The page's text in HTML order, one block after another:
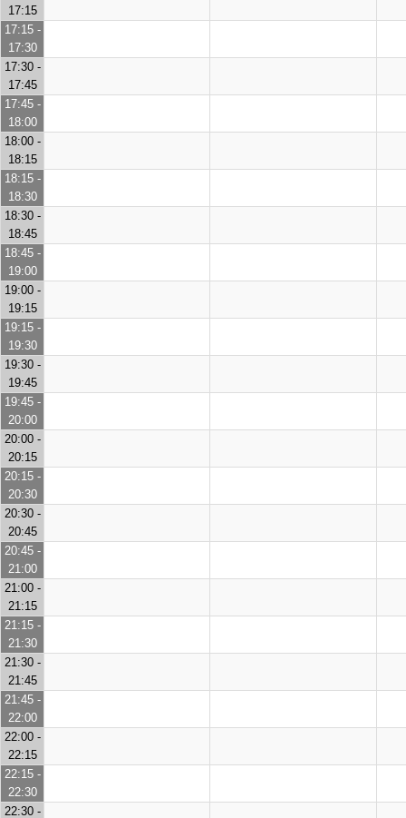
17:15
17:15 -
17:30
17:30 -
17:45
17:45 -
18:00
18:00 -
18:15
18:15 -
18:30
18:30 -
18:45
18:45 -
19:00
19:00 -
19:15
19:15 -
19:30
19:30 -
19:45
19:45 -
20:00
20:00 -
20:15
20:15 -
20:30
20:30 -
20:45
20:45 -
21:00
21:00 -
21:15
21:15 -
21:30
21:30 -
21:45
21:45 -
22:00
22:00 -
22:15
22:15 -
22:30
22:30 -